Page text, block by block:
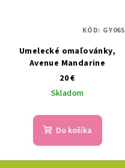
Umelecké omaľovánky,
Avenue Mandarine
20 €
Skladom
Do košíka
KÓD: GY065